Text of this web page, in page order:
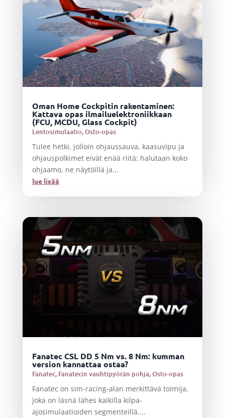
Oman Home Cockpitin rakentaminen:
Kattava opas ilmailuelektroniikkaan
(FCU, MCDU, Glass Cockpit)
Lentosimulaatio,Osto-opas
Tulee hetki, jolloin ohjaussauva, kaasuvipu ja
ohjauspolkimet eivät enää riitä: halutaan koko
ohjaamo, ne näytöillä ja...
lue lisää
Fanatec CSL DD 5 Nm vs. 8 Nm: kumman
version kannattaa ostaa?
Fanatec, Fanatecin vauhtipyörän pohja,Osto-opas
Fanatec on sim-racing-alan merkittävä toimija,
joka on läsnä lähes kaikilla kilpa-
ajosimulaatioiden segmenteillä....